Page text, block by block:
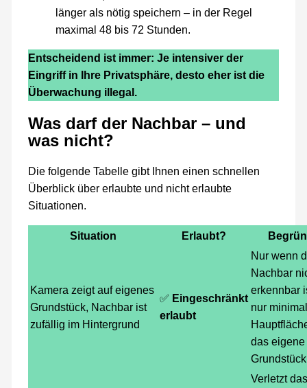
länger als nötig speichern – in der Regel
maximal 48 bis 72 Stunden.
Entscheidend ist immer: Je intensiver der
Eingriff in Ihre Privatsphäre, desto eher ist die
Überwachung illegal.
Was darf der Nachbar – und
was nicht?
Die folgende Tabelle gibt Ihnen einen schnellen
Überblick über erlaubte und nicht erlaubte
Situationen.
Situation Erlaubt?
Kamera zeigt auf eigenes
Grundstück, Nachbar ist
zufällig im Hintergrund
✅ Eingeschränkt
erlaubt
Nur wenn
Nachbar
erkennbar
nur
das eigene
Verletzt das